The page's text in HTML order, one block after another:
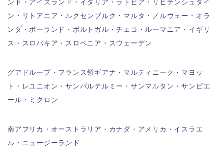
ンド・アイスランド・イタリア・ラトビア・リヒテンシュタイ
ン・リトアニア・ルクセンブルク・マルタ・ノルウェー・オラ
ンダ・ポーランド・ポルトガル・チェコ・ルーマニア・イギリ
ス・スロバキア・スロベニア・スウェーデン
グアドループ・フランス領ギアナ・マルティニーク・マヨッ
ト・レユニオン・サンバルテルミー・サンマルタン・サンピエ
ール・ミクロン
南アフリカ・オーストラリア・カナダ・アメリカ・イスラエ
ル・ニュージーランド